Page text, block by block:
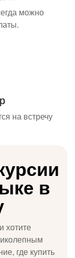
можно
на встречу
в
хотите
где купить